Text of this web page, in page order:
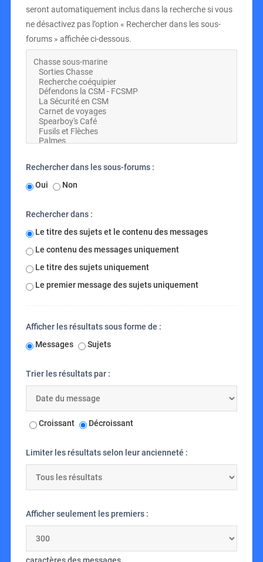
seront automatiquement inclus dans la recherche si vous
ne désactivez pas l’option « Rechercher dans les sous-
forums » affichée ci-dessous.
Rechercher dans les sous-forums :
Oui
Non
Rechercher dans :
Le titre des sujets et le contenu des messages
Le contenu des messages uniquement
Le titre des sujets uniquement
Le premier message des sujets uniquement
Afficher les résultats sous forme de :
Messages
Sujets
Trier les résultats par :
Croissant Décroissant
Limiter les résultats selon leur ancienneté :
Afficher seulement les premiers :